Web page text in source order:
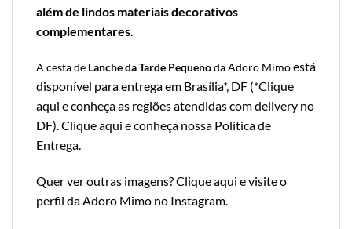
além de lindos materiais decorativos
complementares.
A cesta de Lanche da Tarde Pequenoda Adoro Mimoestá
disponível para entrega em Brasília*, DF (*Clique
aqui e conheça as regiões atendidas com delivery no
DF).Clique aqui e conheça nossa Política de
Entrega.
Quer ver outras imagens?Clique aqui e visite o
perfil da Adoro Mimo no Instagram.